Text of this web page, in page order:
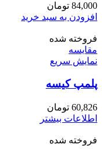
84,000 تومان
افزودن به سبد خرید
فروخته شده
مقايسه
نمایش سریع
پلمپ کیسه
60,826 تومان
اطلاعات بیشتر
فروخته شده